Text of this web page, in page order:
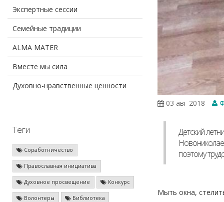
Экспертные сессии
Семейные традиции
ALMA MATER
Вместе мы сила
Духовно-нравственные ценности
Теги
Соработничество
Православная инициатива
Духовное просвещение Конкурс
Волонтеры Библиотека
03 авг 2018
Детский
поэтому
Мыть окна,